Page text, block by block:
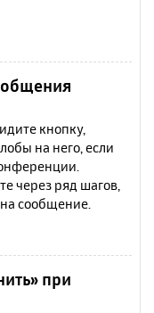
кнопку,
на него, если
через ряд шагов,
сообщение.
при